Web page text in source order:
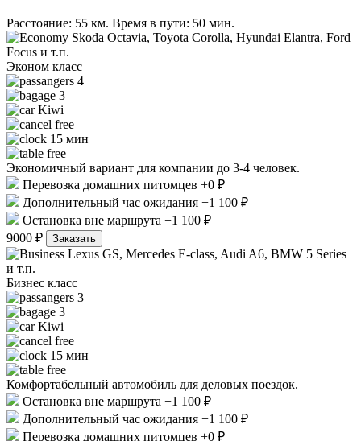
Расстояние: 55 км. Время в пути: 50 мин.
Skoda Octavia, Toyota Corolla, Hyundai Elantra, Ford
Focus и т.п.
Эконом класс
4
3
Kiwi
free
15 мин
free
Экономичный вариант для компании до 3-4 человек.
Перевозка домашних питомцев +0 ₽
Дополнительный час ожидания +1 100 ₽
Остановка вне маршрута +1 100 ₽
9000 ₽
Заказать
Lexus GS, Mercedes E-class, Audi A6, BMW 5 Series
и т.п.
Бизнес класс
3
3
Kiwi
free
15 мин
free
Комфортабельный автомобиль для деловых поездок.
Остановка вне маршрута +1 100 ₽
Дополнительный час ожидания +1 100 ₽
Перевозка домашних питомцев +0 ₽